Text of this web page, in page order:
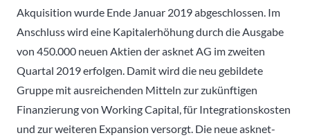
Akquisition wurde Ende Januar 2019 abgeschlossen. Im
Anschluss wird eine Kapitalerhöhung durch die Ausgabe
von 450.000 neuen Aktien der asknet AG im zweiten
Quartal 2019 erfolgen. Damit wird die neu gebildete
Gruppe mit ausreichenden Mitteln zur zukünftigen
Finanzierung von Working Capital, für Integrationskosten
und zur weiteren Expansion versorgt. Die neue asknet-